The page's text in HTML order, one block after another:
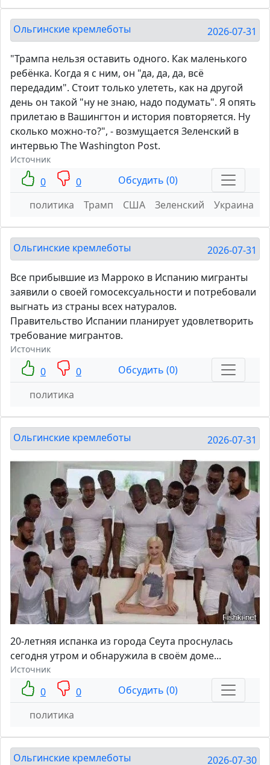
Ольгинские кремлеботы 2026-07-31
"Трампа нельзя оставить одного. Как маленького
ребёнка. Когда я с ним, он "да, да, да, всё
передадим". Стоит только улететь, как на другой
день он такой "ну не знаю, надо подумать". Я опять
прилетаю в Вашингтон и история повторяется. Ну
сколько можно-то?", - возмущается Зеленский в
интервью The Washington Post.
Источник
0 0
Обсудить (0)
политика
Трамп США Зеленский Украина
Ольгинские кремлеботы 2026-07-31
Все прибывшие из Марроко в Испанию мигранты
заявили о своей гомосексуальности и потребовали
выгнать из страны всех натуралов.
Правительство Испании планирует удовлетворить
требование мигрантов.
Источник
0 0
Обсудить (0)
политика
Ольгинские кремлеботы 2026-07-31
20-летняя испанка из города Сеута проснулась
сегодня утром и обнаружила в своём доме...
Источник
0 0
Обсудить (0)
политика
Ольгинские кремлеботы 2026-07-30